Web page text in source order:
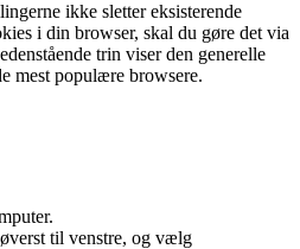
ikke sletter eksisterende
i din browser, skal du gøre det via
trin viser den generelle
mest populære browsere.
til venstre, og vælg